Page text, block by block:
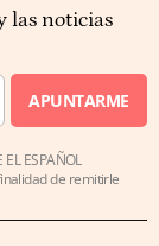
las noticias
APUNTARME
ESPAÑOL
de remitirle